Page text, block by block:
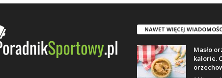
e
NAWET WIĘCEJ
Masło
kalorie.